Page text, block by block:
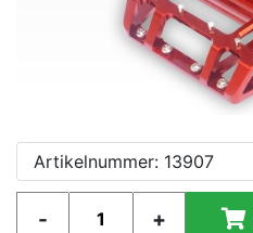
Artikelnummer: 13907